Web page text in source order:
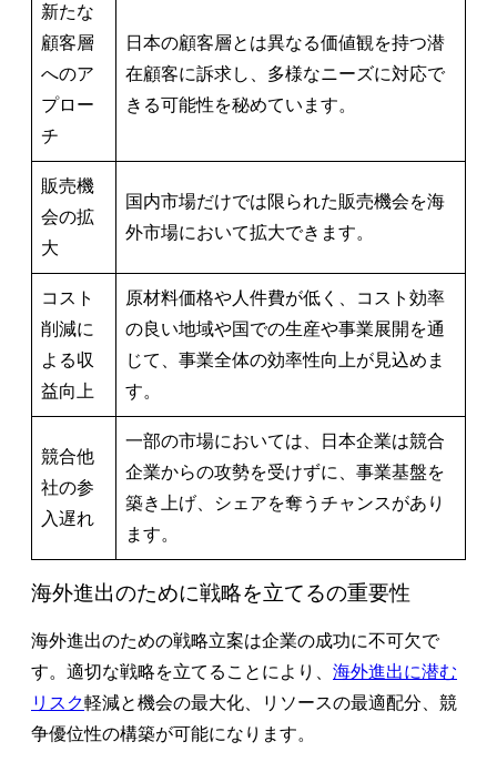
新たな
顧客層
へのア
プロー
チ
日本の顧客層とは異なる価値観を持つ潜
在顧客に訴求し、多様なニーズに対応で
きる可能性を秘めています。
販売機
会の拡
大
国内市場だけでは限られた販売機会を海
外市場において拡大できます。
コスト
削減に
よる収
益向上
原材料価格や人件費が低く、コスト効率
の良い地域や国での生産や事業展開を通
じて、事業全体の効率性向上が見込めま
す。
競合他
社の参
入遅れ
一部の市場においては、日本企業は競合
企業からの攻勢を受けずに、事業基盤を
築き上げ、シェアを奪うチャンスがあり
ます。
海外進出のために戦略を立てるの重要性
海外進出のための戦略立案は企業の成功に不可欠で
す。適切な戦略を立てることにより、 海外進出に潜む
リスク軽減と機会の最大化、リソースの最適配分、競
争優位性の構築が可能になります。